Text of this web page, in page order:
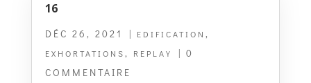
16
DÉC 26, 2021 | EDIFICATION ,
EXHORTATIONS, REPLAY
| 0
COMMENTAIRE